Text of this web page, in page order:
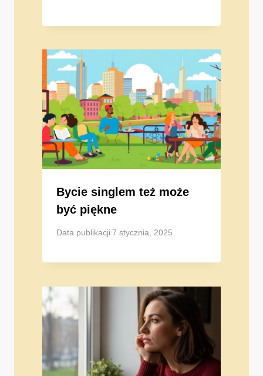
Bycie singlem też może
być piękne
Data publikacji 7 stycznia, 2025